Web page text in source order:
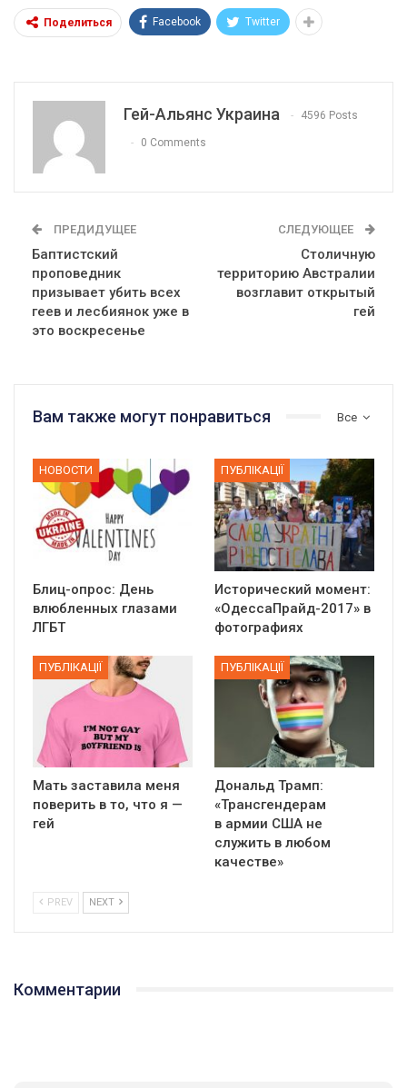
Поделиться Facebook Twitter
Гей-Альянс Украина 4596 Posts
0 Comments
ПРЕДИДУЩЕЕ
Баптистский
проповедник
призывает убить всех
геев и лесбиянок уже в
это воскресенье
СЛЕДУЮЩЕЕ
Столичную
территорию Австралии
возглавит открытый
гей
Все
Вам также могут понравиться
НОВОСТИ
Блиц-опрос: День
влюбленных глазами
ЛГБТ
ПУБЛІКАЦІЇ
Исторический момент:
«ОдессаПрайд-2017» в
фотографиях
ПУБЛІКАЦІЇ
Мать заставила меня
поверить в то, что я —
гей
ПУБЛІКАЦІЇ
Дональд Трамп:
«Трансгендерам
в армии США не
служить в любом
качестве»
PREV NEXT
Комментарии